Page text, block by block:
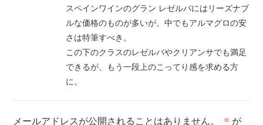
スペインワインのグラン レゼルバにはリーズナブ
ルな価格のものが多いが、中でもアルマグロの安
さは特筆すべき。
この下のクラスのレゼルバやクリアンサでも満足
できるが、もう一段上のこってり感を求める方
に。
メールアドレスが公開されることはありません。 ※ が